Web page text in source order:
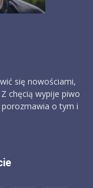
się nowościami,
chęcią wypije piwo
o tym i